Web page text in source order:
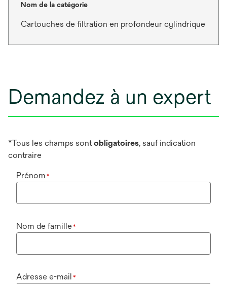
Nom de la catégorie
Cartouches de filtration en profondeur cylindrique
Demandez à un expert
*Tous les champs sontobligatoires, sauf indication
contraire
Prénom *
Nom de famille*
Adresse e-mail *